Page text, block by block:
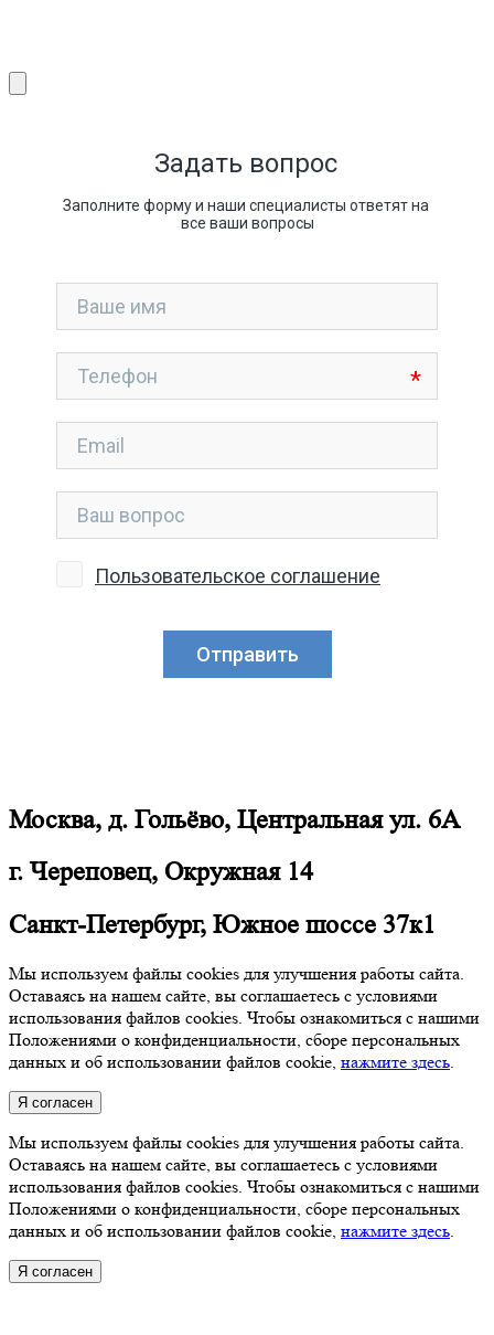
Москва, д. Гольёво, Центральная ул. 6А
г. Череповец, Окружная 14
Санкт-Петербург, Южное шоссе 37к1
Мы используем файлы cookies для улучшения работы сайта.
Оставаясь на нашем сайте, вы соглашаетесь с условиями
использования файлов cookies. Чтобы ознакомиться с нашими
Положениями о конфиденциальности, сборе персональных
данных и об использовании файлов cookie, нажмите здесь.
Я согласен
Мы используем файлы cookies для улучшения работы сайта.
Оставаясь на нашем сайте, вы соглашаетесь с условиями
использования файлов cookies. Чтобы ознакомиться с нашими
Положениями о конфиденциальности, сборе персональных
данных и об использовании файлов cookie, нажмите здесь.
Я согласен